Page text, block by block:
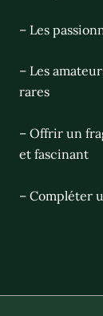
– Les
– Les
rares
– Offrir un
et fascinant
– Compléter